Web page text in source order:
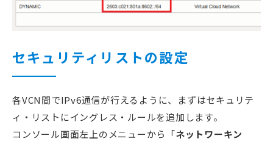
セキュリティリストの設定
各VCN間でIPv6通信が行えるように、まずはセキュリテ
ィ・リストにイングレス・ルールを追加します。
コンソール画面左上のメニューから「ネットワーキン